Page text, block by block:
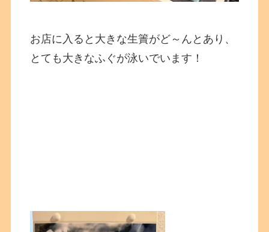
お店に入ると大きな生簀がど～んとあり、
とても大きなふぐが泳いでいます！